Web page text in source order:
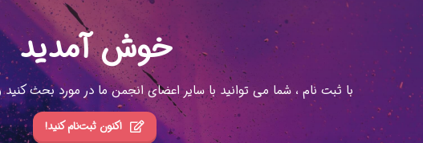
خوش آمدید
با ثبت نام ، شما می توانید با سایر اعضای انجمن ما در مورد بحث
اکنون ثبت‌نام کنید!